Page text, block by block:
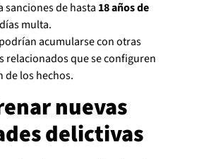
sanciones de hasta 18 años de
multa.
acumularse con otras
relacionados que se configuren
de los hechos.
nuevas
delictivas